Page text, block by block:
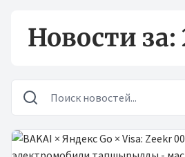
Новости за:
Новости